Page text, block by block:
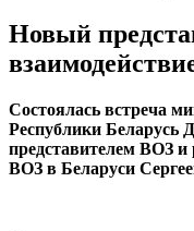
Новый
Состоялась встреча
Республики Беларусь
представителем ВОЗ и
ВОЗ в Беларуси